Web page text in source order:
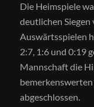
Die Heimspiele
deutlichen Siegen
Auswärtsspielen
2:7, 1:6 und 0:19
Mannschaft die
abgeschlossen.